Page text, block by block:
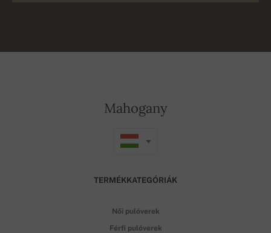
Mahogany
TERMÉKKATEGÓRIÁK
Női pulóverek
Férfi pulóverek